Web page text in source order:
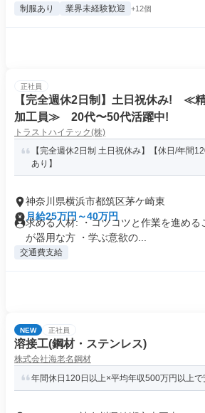
制服あり 業界未経験歓迎 +12個
正社員
【完全週休2日制】土日祝休み! ≪
加工員≫ 20代〜50代活躍中!
トラストハイテック(株)
【完全週休2日制 土日祝休み】【休日/年間
あり】
神奈川県横浜市都筑区茅ケ崎東
月給25万円～40万円
求める人材: ・コツコツと作業を進める
が器用な方 ・学ぶ意欲の...
交通費支給
NEW 正社員
溶接工(鋼材・ステンレス)
株式会社海老名鋼材
年間休日120日以上×平均年収500万円以上